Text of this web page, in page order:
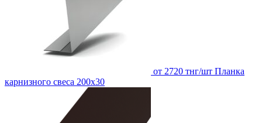
от 2720 тнг/шт Планка
карнизного свеса 200х30